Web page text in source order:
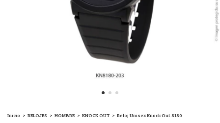
Inicio > RELOJES > HOMBRE > KNOCK OUT > Reloj Unisex Knock Out 8180